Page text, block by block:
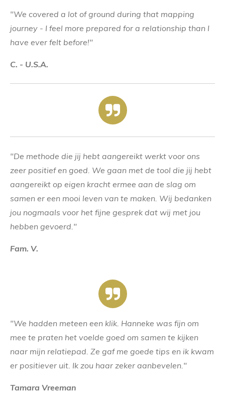
"We covered a lot of ground during that mapping
journey - I feel more prepared for a relationship than I
have ever felt before!"
C. - U.S.A.
"De methode die jij hebt aangereikt werkt voor ons
zeer positief en goed. We gaan met de tool die jij hebt
aangereikt op eigen kracht ermee aan de slag om
samen er een mooi leven van te maken. Wij bedanken
jou nogmaals voor het fijne gesprek dat wij met jou
hebben gevoerd."
Fam. V.
"We hadden meteen een klik. Hanneke was fijn om
mee te praten het voelde goed om samen te kijken
naar mijn relatiepad. Ze gaf me goede tips en ik kwam
er positiever uit. Ik zou haar zeker aanbevelen."
Tamara Vreeman